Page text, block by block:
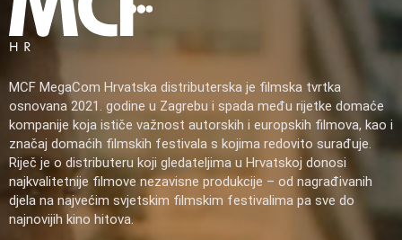
MCF MegaCom Hrvatska distributerska je filmska tvrtka
osnovana 2021. godine u Zagrebu i spada među rijetke domaće
kompanije koja ističe važnost autorskih i europskih filmova, kao i
značaj domaćih filmskih festivala s kojima redovito surađuje.
Riječ je o distributeru koji gledateljima u Hrvatskoj donosi
najkvalitetnije filmove nezavisne produkcije – od nagrađivanih
djela na najvećim svjetskim filmskim festivalima pa sve do
najnovijih kino hitova.